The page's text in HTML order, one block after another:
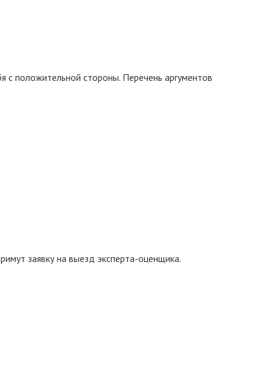
с положительной стороны. Перечень аргументов
заявку на выезд эксперта-оценщика.